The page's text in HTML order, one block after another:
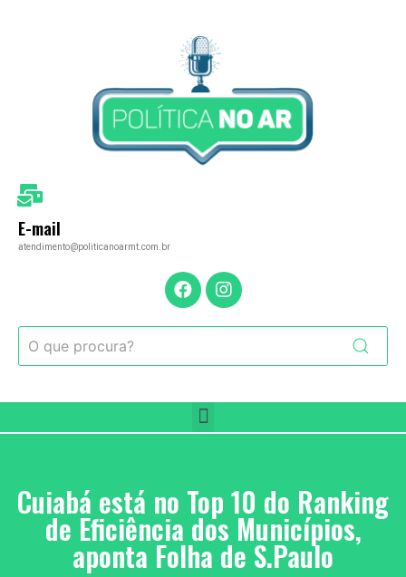
E-mail
atendimento@politicanoarmt.com.br
Cuiabá está no Top 10 do Ranking
de Eficiência dos Municípios,
aponta Folha de S.Paulo